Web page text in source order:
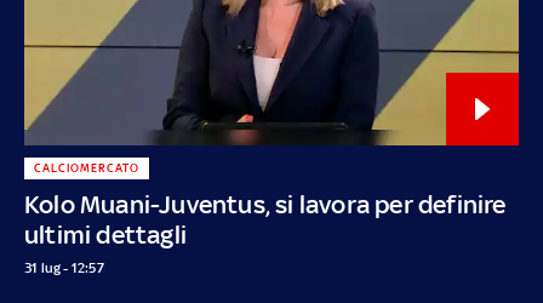
Kolo Muani-Juventus, si lavora per definire
ultimi dettagli
CALCIOMERCATO
31 lug - 12:57